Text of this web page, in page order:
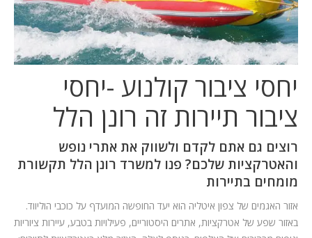
יחסי ציבור קולנוע -יחסי
ציבור תיירות זה רונן הלל
רוצים גם אתם לקדם ולשווק את אתרי נופש
והאטרקציות שלכם? פנו למשרד רונן הלל תקשורת
מומחים בתיירות
אזור האגמים של צפון איטליה הוא יעד החופשה המועדף על כוכבי הוליווד.
באזור שפע של אטרקציות, אתרים היסטוריים, פעילויות בטבע, עיירות ציוריות